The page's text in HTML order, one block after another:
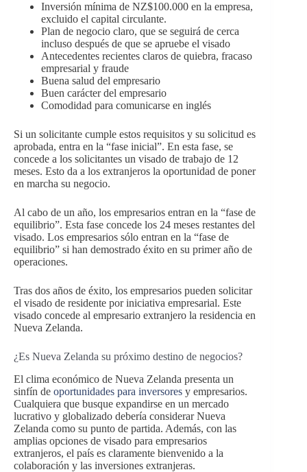
Inversión mínima de NZ$100.000 en la empresa,
excluido el capital circulante.
Plan de negocio claro, que se seguirá de cerca
incluso después de que se apruebe el visado
Antecedentes recientes claros de quiebra, fracaso
empresarial y fraude
Buena salud del empresario
Buen carácter del empresario
Comodidad para comunicarse en inglés
Si un solicitante cumple estos requisitos y su solicitud es
aprobada, entra en la “fase inicial”. En esta fase, se
concede a los solicitantes un visado de trabajo de 12
meses. Esto da a los extranjeros la oportunidad de poner
en marcha su negocio.
Al cabo de un año, los empresarios entran en la “fase de
equilibrio”. Esta fase concede los 24 meses restantes del
visado. Los empresarios sólo entran en la “fase de
equilibrio” si han demostrado éxito en su primer año de
operaciones.
Tras dos años de éxito, los empresarios pueden solicitar
el visado de residente por iniciativa empresarial. Este
visado concede al empresario extranjero la residencia en
Nueva Zelanda.
¿Es Nueva Zelanda su próximo destino de negocios?
El clima económico de Nueva Zelanda presenta un
sinfín de oportunidades para inversores y empresarios.
Cualquiera que busque expandirse en un mercado
lucrativo y globalizado debería considerar Nueva
Zelanda como su punto de partida. Además, con las
amplias opciones de visado para empresarios
extranjeros, el país es claramente bienvenido a la
colaboración y las inversiones extranjeras.